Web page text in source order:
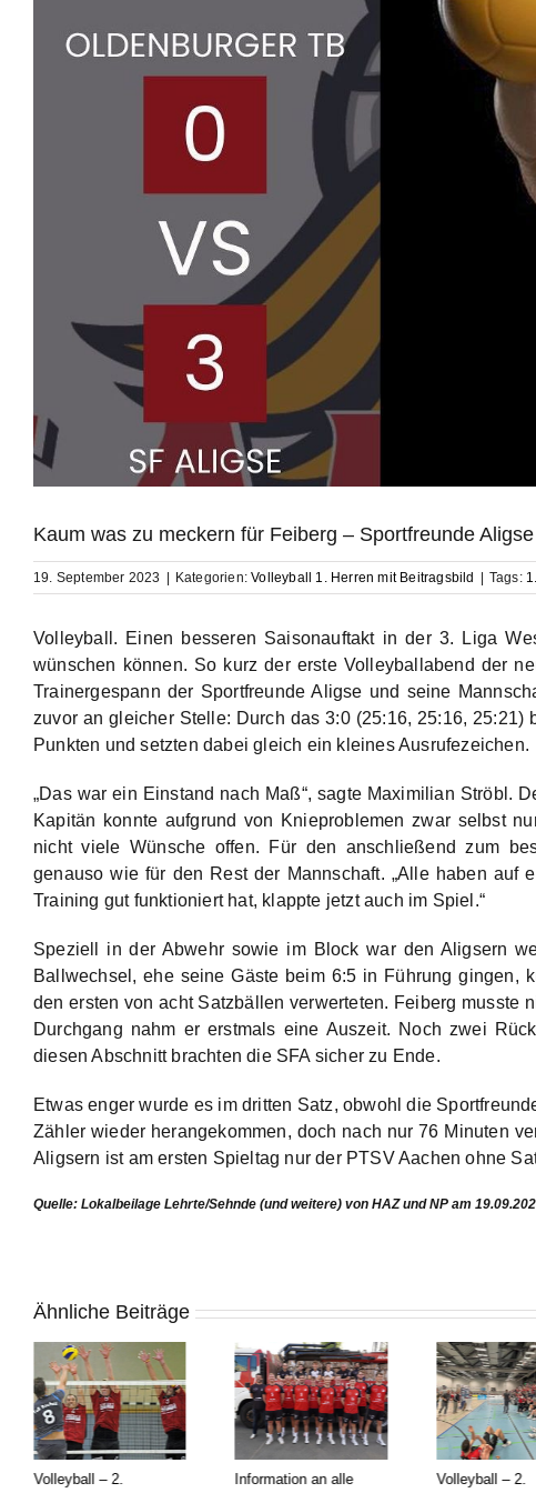
Kaum was zu meckern für Feiberg – Sportfreunde
19. September 2023 Kategorien:Volleyball 1. Herren mit Beitragsbild Tags:
Volleyball. Einen besseren Saisonauftakt in der 3. Liga
wünschen können. So kurz der erste Volleyballabend der
Trainergespann der Sportfreunde Aligse und seine
zuvor an gleicher Stelle: Durch das 3:0 (25:16, 25:16,
Punkten und setzten dabei gleich ein kleines Ausrufezeichen.
„Das war ein Einstand nach Maß“, sagte Maximilian Ströbl.
Kapitän konnte aufgrund von Knieproblemen zwar selbst
nicht viele Wünsche offen. Für den anschließend zum
genauso wie für den Rest der Mannschaft. „Alle haben auf
Training gut funktioniert hat, klappte jetzt auch im Spiel.“
Speziell in der Abwehr sowie im Block war den Aligsern
Ballwechsel, ehe seine Gäste beim 6:5 in Führung gingen,
den ersten von acht Satzbällen verwerteten. Feiberg musste
Durchgang nahm er erstmals eine Auszeit. Noch zwei
diesen Abschnitt brachten die SFA sicher zu Ende.
Etwas enger wurde es im dritten Satz, obwohl die
Zähler wieder herangekommen, doch nach nur 76 Minuten
Aligsern ist am ersten Spieltag nur der PTSV Aachen ohne
Quelle: Lokalbeilage Lehrte/Sehnde (und weitere) von HAZ und NP am
Ähnliche Beiträge
Volleyball – 2.
Information an alle
Volleyball – 2.